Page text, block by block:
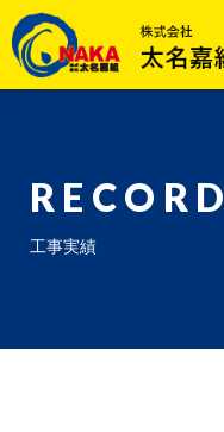
工事実績